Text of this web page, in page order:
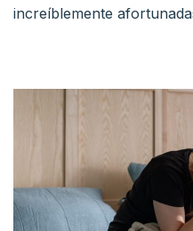
increíblemente